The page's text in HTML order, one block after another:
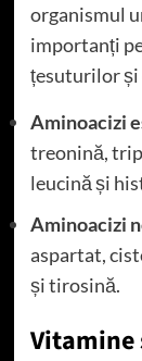
organismul
importanți
țesuturilor și
Aminoacizi
treonină,
leucină și
Aminoacizi
aspartat,
și tirosină.
Vitamine